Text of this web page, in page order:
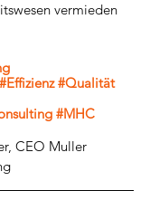
vermieden
#Effizienz #Qualität
#MHC
CEO Muller